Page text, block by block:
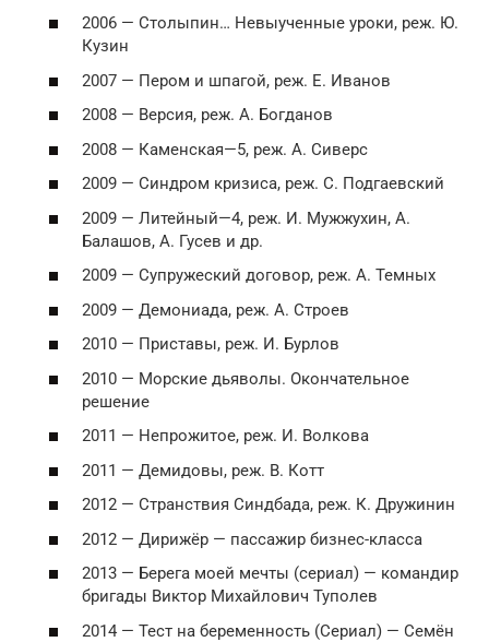
2006 — Столыпин… Невыученные уроки, реж. Ю.
Кузин
2007 — Пером и шпагой, реж. Е. Иванов
2008 — Версия, реж. А. Богданов
2008 — Каменская—5, реж. А. Сиверс
2009 — Синдром кризиса, реж. С. Подгаевский
2009 — Литейный—4, реж. И. Мужжухин, А.
Балашов, А. Гусев и др.
2009 — Супружеский договор, реж. А. Темных
2009 — Демониада, реж. А. Строев
2010 — Приставы, реж. И. Бурлов
2010 — Морские дьяволы. Окончательное
решение
2011 — Непрожитое, реж. И. Волкова
2011 — Демидовы, реж. В. Котт
2012 — Странствия Синдбада, реж. К. Дружинин
2012 — Дирижёр — пассажир бизнес-класса
2013 — Берега моей мечты (сериал) — командир
бригады Виктор Михайлович Туполев
2014 — Тест на беременность (Сериал) — Семён